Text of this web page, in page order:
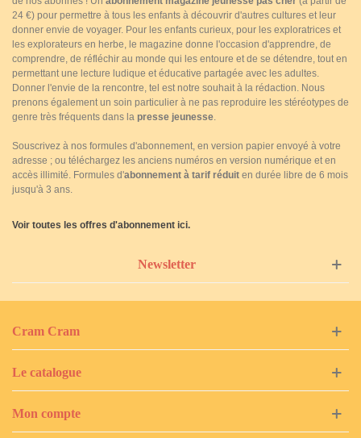
24 €) pour permettre à tous les enfants à découvrir d'autres cultures et leur
donner envie de voyager. Pour les enfants curieux, pour les exploratrices et
les explorateurs en herbe, le magazine donne l'occasion d'apprendre, de
comprendre, de réfléchir au monde qui les entoure et de se détendre, tout en
permettant une lecture ludique et éducative partagée avec les adultes.
Donner l'envie de la rencontre, tel est notre souhait à la rédaction. Nous
prenons également un soin particulier à ne pas reproduire les stéréotypes de
genre très fréquents dans la presse jeunesse.
Souscrivez à nos formules d'abonnement, en version papier envoyé à votre
adresse ; ou téléchargez les anciens numéros en version numérique et en
accès illimité. Formules d'abonnement à tarif réduit en durée libre de 6 mois
jusqu'à 3 ans.
Voir toutes les offres d'abonnement ici.
Newsletter
Cram Cram
Le catalogue
Mon compte